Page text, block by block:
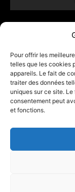
Pour offrir les
telles que les cookies
appareils. Le fait de
traiter des données
uniques sur ce site.
consentement peut
et fonctions.
Mentions légales